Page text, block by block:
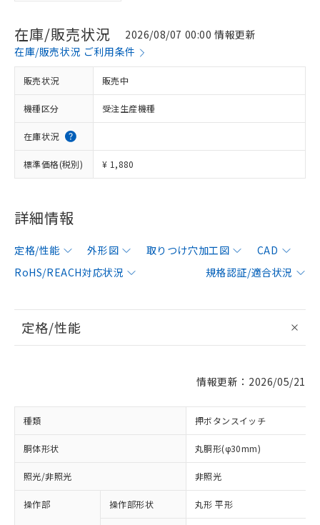
在庫/販売状況
2026/08/07 00:00 情報更新
在庫/販売状況 ご利用条件
販売状況 販売中
機種区分 受注生産機種
在庫状況
標準価格(税別) ¥ 1,880
詳細情報
定格/性能 外形図 取りつけ穴加工図
CAD
RoHS/REACH対応状況
規格認証/適合状況
定格/性能
情報更新：2026/05/21
種類 押ボタンスイッチ
胴体形状 丸胴形(φ30mm)
照光/非照光 非照光
操作部 操作部形状 丸形 平形